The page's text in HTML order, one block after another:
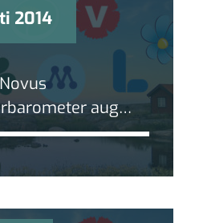
2014
aug
Blockskillnaden